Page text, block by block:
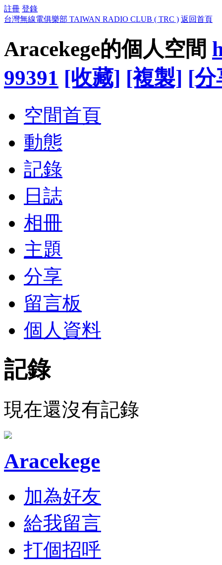
註冊 登錄
台灣無線電俱樂部 TAIWAN RADIO CLUB ( TRC ) 返回首頁
Aracekege的個人空間
99391 [收藏] [複製] [分
空間首頁
動態
記錄
日誌
相冊
主題
分享
留言板
個人資料
記錄
現在還沒有記錄
Aracekege
加為好友
給我留言
打個招呼